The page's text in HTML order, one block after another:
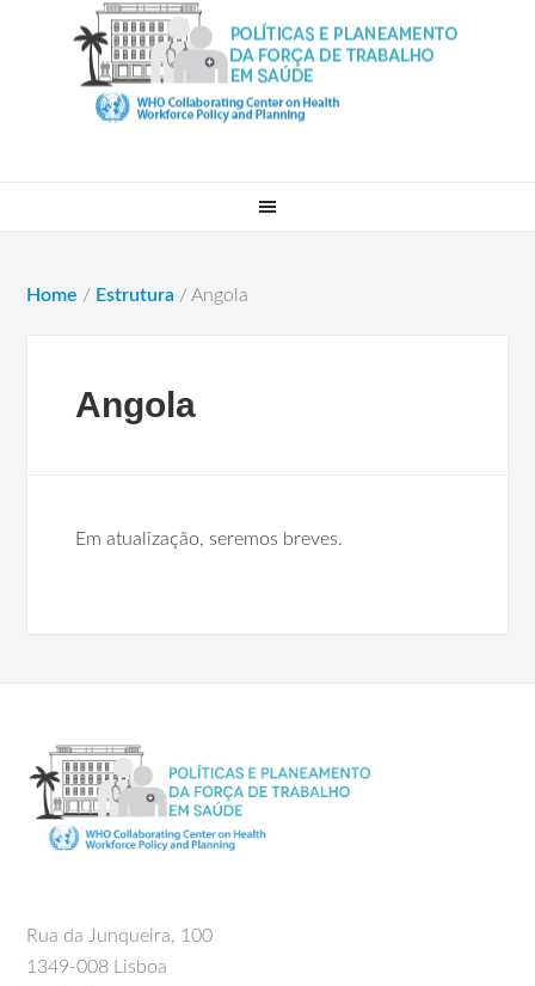
Home / Estrutura / Angola
Angola
Em atualização, seremos breves.
Rua da Junqueira, 100
1349-008 Lisboa